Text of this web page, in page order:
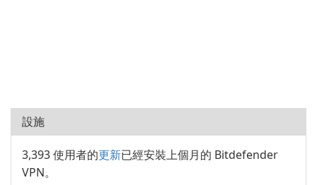
設施
3,393 使用者的更新已經安裝上個月的 Bitdefender
VPN。